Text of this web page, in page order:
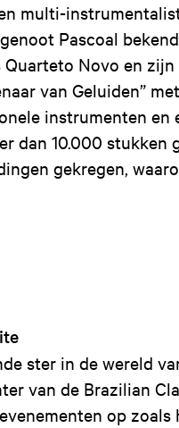
multi-
Pascoal
Novo en
van Geluiden”
instrumenten en
dan 10.000 stukken
gekregen,
ster in de wereld
van de Brazilian
op